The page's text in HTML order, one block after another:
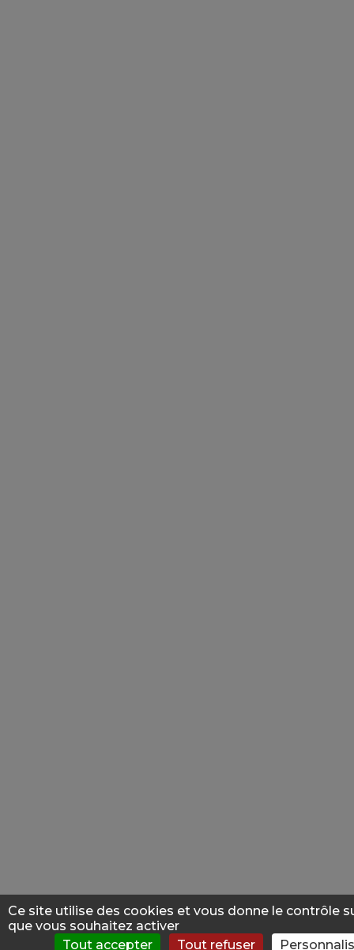
Ce site utilise des cookies et vous donne le contrôle
que vous souhaitez activer
Tout accepter
Tout refuser